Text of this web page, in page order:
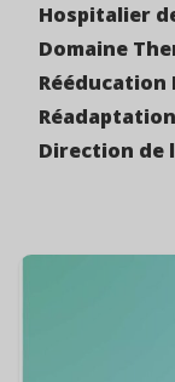
Hospitalier
Domaine
Direction de